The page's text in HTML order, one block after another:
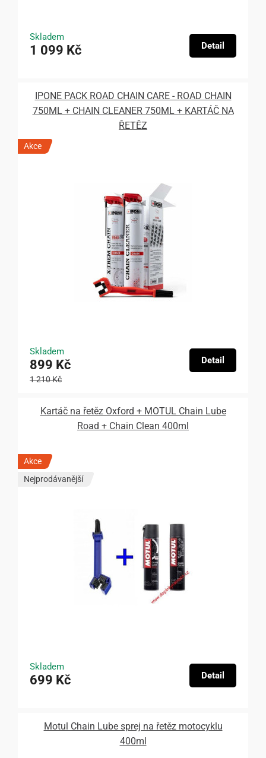
Skladem
1 099 Kč Detail
IPONE PACK ROAD CHAIN CARE - ROAD CHAIN
750ML + CHAIN CLEANER 750ML + KARTÁČ NA
ŘETĚZ
Akce
Skladem
899 Kč
1 210 Kč
Detail
Kartáč na řetěz Oxford + MOTUL Chain Lube
Road + Chain Clean 400ml
Akce
Nejprodávanější
Skladem
699 Kč Detail
Motul Chain Lube sprej na řetěz motocyklu
400ml